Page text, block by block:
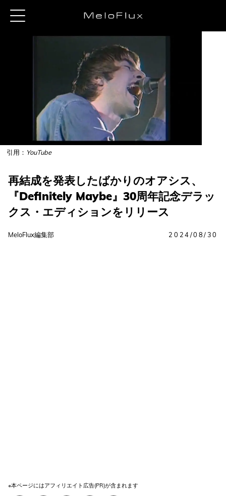
引用： YouTube
再結成を発表したばかりのオアシス、
『Definitely Maybe』30周年記念デラッ
クス・エディションをリリース
MeloFlux編集部 2024/08/30
※本ページにはアフィリエイト広告(PR)が含まれます